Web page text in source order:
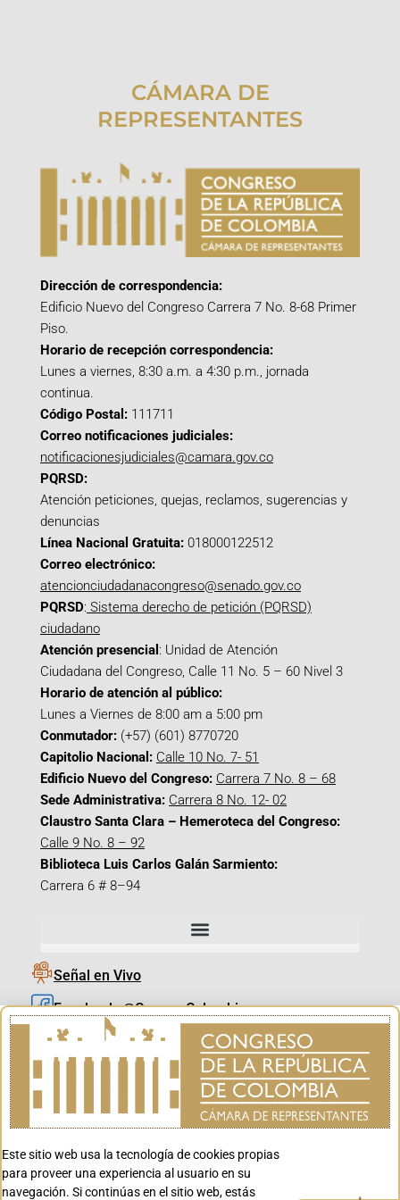
CÁMARA DE
REPRESENTANTES
Dirección de correspondencia:
Edificio Nuevo del Congreso Carrera 7 No. 8-68 Primer
Piso.
Horario de recepción correspondencia:
Lunes a viernes, 8:30 a.m. a 4:30 p.m., jornada
continua.
Código Postal: 111711
Correo notificaciones judiciales:
notificacionesjudiciales@camara.gov.co
PQRSD:
Atención peticiones, quejas, reclamos, sugerencias y
denuncias
Línea Nacional Gratuita: 018000122512
Correo electrónico:
atencionciudadanacongreso@senado.gov.co
PQRSD: Sistema derecho de petición (PQRSD)
ciudadano
Atención presencial : Unidad de Atención
Ciudadana del Congreso, Calle 11 No. 5 – 60 Nivel 3
Horario de atención al público:
Lunes a Viernes de 8:00 am a 5:00 pm
Conmutador: (+57) (601) 8770720
Capitolio Nacional: Calle 10 No. 7- 51
Edificio Nuevo del Congreso: Carrera 7 No. 8 – 68
Sede Administrativa: Carrera 8 No. 12- 02
Claustro Santa Clara – Hemeroteca del Congreso:
Calle 9 No. 8 – 92
Biblioteca Luis Carlos Galán Sarmiento:
Carrera 6 # 8–94
Señal en Vivo
Facebook_@CamaraColombia
Instagram_@CamaraColombia
X_@CamaraColombia
Youtube_@CamaraColombia
Youtube_@CanalCongreso
Este sitio web usa la tecnología de cookies propias
para proveer una experiencia al usuario en su
navegación. Si continúas en el sitio web, estás